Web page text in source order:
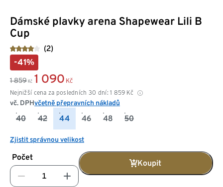
Dámské plavky arena Shapewear Lili B
Cup
(2)
-41%
1 859 Kč 1 090 Kč
Nejnižší cena za posledních 30 dní: 1 859 Kč
vč. DPHvčetně přepravních nákladů
40 42 44 46 48 50
Zjistit správnou velikost
Počet
Koupit